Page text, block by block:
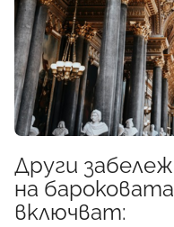
Други
на
включват: